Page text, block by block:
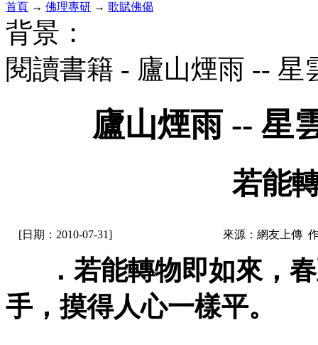
首頁 → 佛理專研 → 歌賦佛偈
背景：
閱讀書籍 - 廬山煙雨 --
廬山煙雨 -- 星
若能
[日期：2010-07-31] 來源：網友上傳
．若能轉物即如來，
手，摸得人心一樣平。